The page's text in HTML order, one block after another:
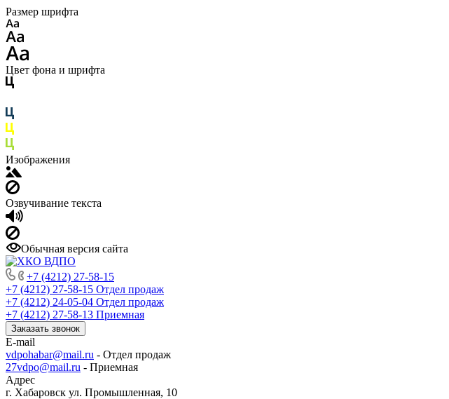
Размер шрифта
Цвет фона и шрифта
Изображения
Озвучивание текста
Обычная версия сайта
+7 (4212) 27-58-15
+7 (4212) 27-58-15 Отдел продаж
+7 (4212) 24-05-04 Отдел продаж
+7 (4212) 27-58-13 Приемная
Заказать звонок
E-mail
vdpohabar@mail.ru - Отдел продаж
27vdpo@mail.ru - Приемная
Адрес
г. Хабаровск ул. Промышленная, 10